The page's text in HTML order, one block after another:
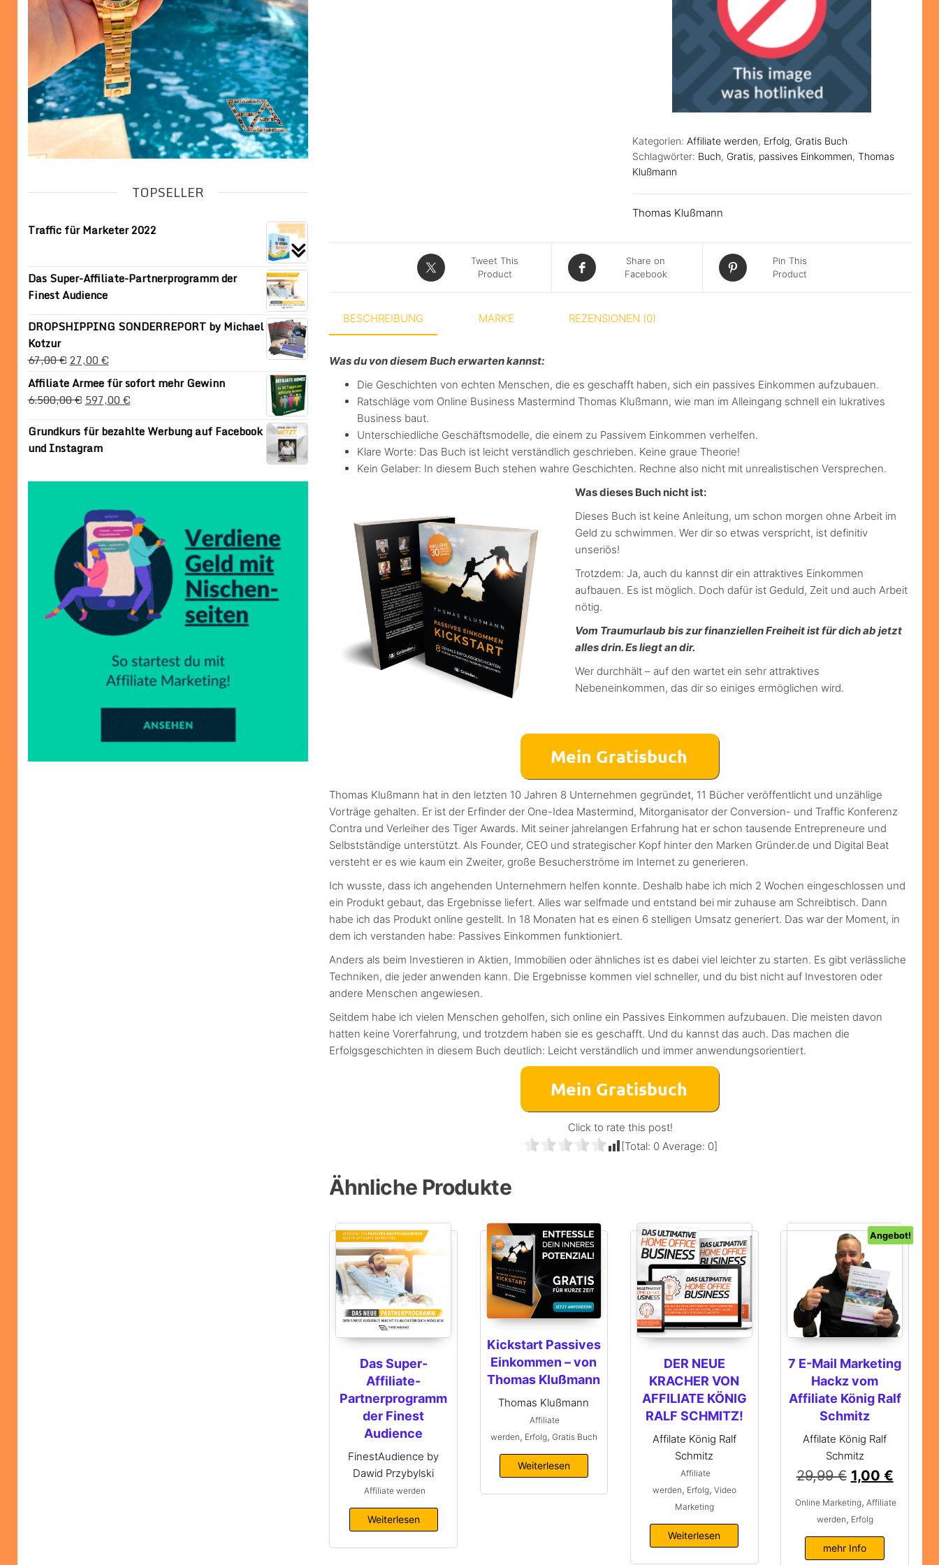
Kategorien: Affiliate werden, Erfolg, Gratis Buch
Schlagwörter: Buch, Gratis, passives Einkommen, Thomas
Klußmann
Thomas Klußmann
Tweet This
Product
Share on
Facebook
Pin This
Product
BESCHREIBUNG MARKE REZENSIONEN (0)
Was du von diesem Buch erwarten kannst:
Die Geschichten von echten Menschen, die es geschafft haben, sich ein passives Einkommen aufzubauen.
Ratschläge vom Online Business Mastermind Thomas Klußmann, wie man im Alleingang schnell ein lukratives
Business baut.
Unterschiedliche Geschäftsmodelle, die einem zu Passivem Einkommen verhelfen.
Klare Worte: Das Buch ist leicht verständlich geschrieben. Keine graue Theorie!
Kein Gelaber: In diesem Buch stehen wahre Geschichten. Rechne also nicht mit unrealistischen Versprechen.
Was dieses Buch nicht ist:
Dieses Buch ist keine Anleitung, um schon morgen ohne Arbeit im
Geld zu schwimmen. Wer dir so etwas verspricht, ist definitiv
unseriös!
Trotzdem: Ja, auch du kannst dir ein attraktives Einkommen
aufbauen. Es ist möglich. Doch dafür ist Geduld, Zeit und auch Arbeit
nötig.
Vom Traumurlaub bis zur finanziellen Freiheit ist für dich ab jetzt
alles drin. Es liegt an dir.
Wer durchhält – auf den wartet ein sehr attraktives
Nebeneinkommen, das dir so einiges ermöglichen wird.
Thomas Klußmann hat in den letzten 10 Jahren 8 Unternehmen gegründet, 11 Bücher veröffentlicht und unzählige
Vorträge gehalten. Er ist der Erfinder der One-Idea Mastermind, Mitorganisator der Conversion- und Traffic Konferenz
Contra und Verleiher des Tiger Awards. Mit seiner jahrelangen Erfahrung hat er schon tausende Entrepreneure und
Selbstständige unterstützt. Als Founder, CEO und strategischer Kopf hinter den Marken Gründer.de und Digital Beat
versteht er es wie kaum ein Zweiter, große Besucherströme im Internet zu generieren.
Ich wusste, dass ich angehenden Unternehmern helfen konnte. Deshalb habe ich mich 2 Wochen eingeschlossen und
ein Produkt gebaut, das Ergebnisse liefert. Alles war selfmade und entstand bei mir zuhause am Schreibtisch. Dann
habe ich das Produkt online gestellt. In 18 Monaten hat es einen 6 stelligen Umsatz generiert. Das war der Moment, in
dem ich verstanden habe: Passives Einkommen funktioniert.
Anders als beim Investieren in Aktien, Immobilien oder ähnliches ist es dabei viel leichter zu starten. Es gibt verlässliche
Techniken, die jeder anwenden kann. Die Ergebnisse kommen viel schneller, und du bist nicht auf Investoren oder
andere Menschen angewiesen.
Seitdem habe ich vielen Menschen geholfen, sich online ein Passives Einkommen aufzubauen. Die meisten davon
hatten keine Vorerfahrung, und trotzdem haben sie es geschafft. Und du kannst das auch. Das machen die
Erfolgsgeschichten in diesem Buch deutlich: Leicht verständlich und immer anwendungsorientiert.
Click to rate this post!
[Total: 0Average: 0]
Ähnliche Produkte
Das Super-
Affiliate-
Partnerprogramm
der Finest
Audience
FinestAudience by
Dawid Przybylski
Affiliate werden
Weiterlesen
Kickstart Passives
Einkommen – von
Thomas Klußmann
Thomas Klußmann
Affiliate
werden, Erfolg, Gratis Buch
Weiterlesen
DER NEUE
KRACHER VON
AFFILIATE KÖNIG
RALF SCHMITZ!
Affilate König Ralf
Schmitz
Affiliate
werden, Erfolg, Video
Marketing
Weiterlesen
Angebot!
7 E-Mail Marketing
Hackz vom
Affiliate König Ralf
Schmitz
Affilate König Ralf
Schmitz
29,99€ 1,00 €
Online Marketing, Affiliate
werden, Erfolg
mehr Info
TOPSELLER
Traffic für Marketer 2022
Das Super-Affiliate-Partnerprogramm der
Finest Audience
DROPSHIPPING SONDERREPORT by Michael
Kotzur
67,00€27,00 €
Affiliate Armee für sofort mehr Gewinn
6.500,00€ 597,00 €
Grundkurs für bezahlte Werbung auf Facebook
und Instagram